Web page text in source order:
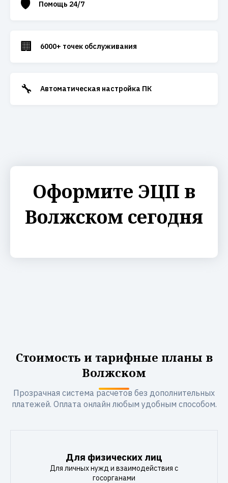
🛡️ Помощь 24/7
🏢 6000+ точек обслуживания
🔧 Автоматическая настройка ПК
Оформите ЭЦП в
Волжском сегодня
Стоимость и тарифные планы в
Волжском
Прозрачная система расчетов без дополнительных
платежей. Оплата онлайн любым удобным способом.
Для физических лиц
Для личных нужд и взаимодействия с
госорганами